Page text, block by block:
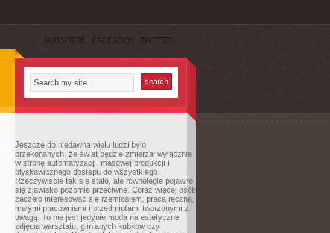
SUBSCRIBE FACEBOOK TWITTER
Jeszcze do niedawna wielu ludzi było
przekonanych, że świat będzie zmierzał wyłącznie
w stronę automatyzacji, masowej produkcji i
błyskawicznego dostępu do wszystkiego.
Rzeczywiście tak się stało, ale równolegle pojawiło
się zjawisko pozornie przeciwne. Coraz więcej osób
zaczęło interesować się rzemiosłem, pracą ręczną,
małymi pracowniami i przedmiotami tworzonymi z
uwagą. To nie jest jedynie moda na estetyczne
zdjęcia warsztatu, glinianych kubków czy